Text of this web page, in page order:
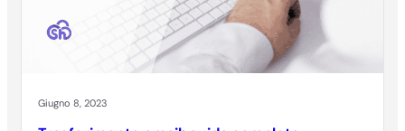
Giugno 8, 2023